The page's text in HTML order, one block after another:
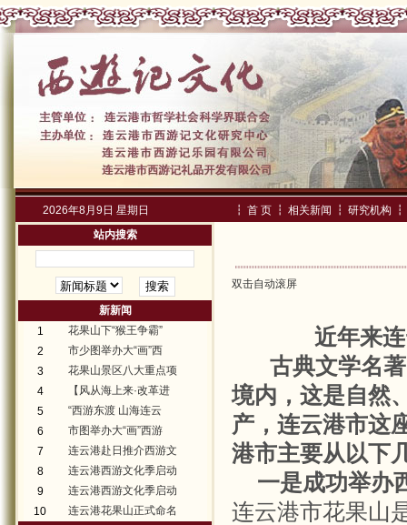
2026年8月9日 星期日 ┇ 首 页 ┇ 相关新闻 ┇ 研究机构
┇
站内搜索
新新闻
1
花果山下“猴王争霸”
2
市少图举办大“画”西
3
花果山景区八大重点项
4
【风从海上来·改革进
5
“西游东渡 山海连云
6
市图举办大“画”西游
7
连云港赴日推介西游文
8
连云港西游文化季启动
9
连云港西游文化季启动
10
连云港花果山正式命名
双击自动滚屏
近年来
古典文学名
境内，这是自然
产，连云港市这
港市主要从以下
一是成功举办
连云港市花果山